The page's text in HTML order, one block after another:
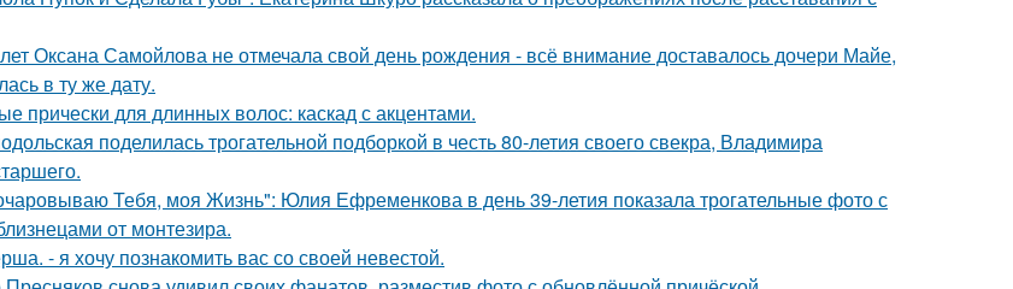
Оксана Самойлова не отмечала свой день рождения - всё внимание доставалось дочери Майе,
в ту же дату.
прически для длинных волос: каскад с акцентами.
поделилась трогательной подборкой в честь 80-летия своего свекра, Владимира
Тебя, моя Жизнь": Юлия Ефременкова в день 39-летия показала трогательные фото с
от монтезира.
- я хочу познакомить вас со своей невестой.